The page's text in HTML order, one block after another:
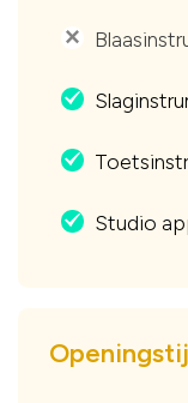
'
.
.
. Studio